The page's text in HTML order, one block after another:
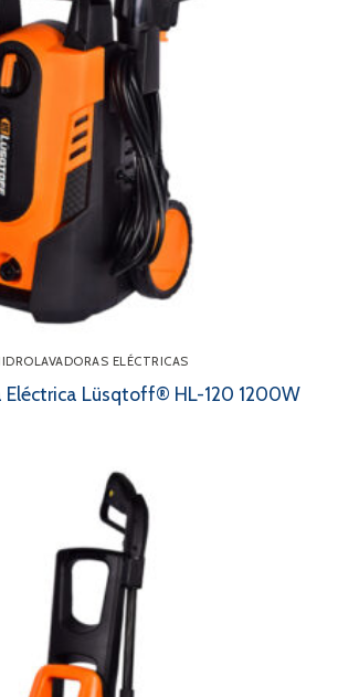
ELÉCTRICAS
Eléctrica Lüsqtoff® HL-120 1200W